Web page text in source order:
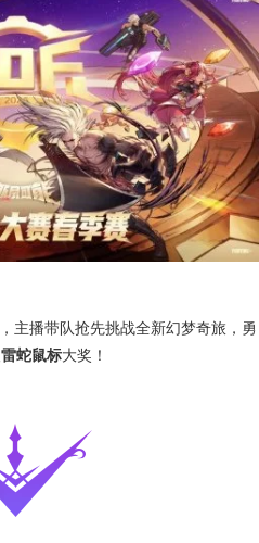
，主播带队抢先挑战全新幻梦奇旅，勇
雷蛇鼠标大奖！